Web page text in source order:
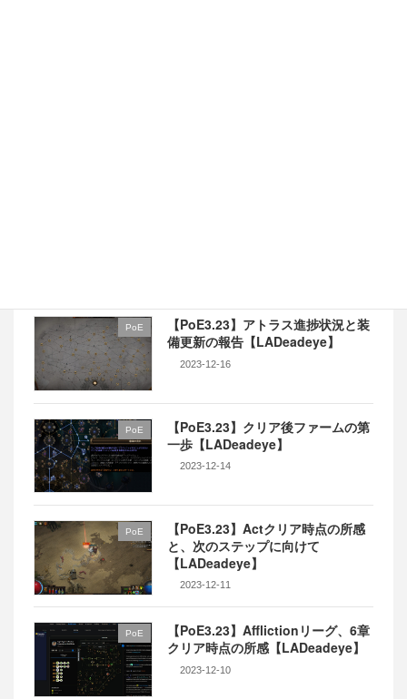
PoE
【PoE3.23】アトラス進捗状況と装
備更新の報告【LADeadeye】
2023-12-16
PoE
【PoE3.23】クリア後ファームの第
一歩【LADeadeye】
2023-12-14
PoE
【PoE3.23】Actクリア時点の所感
と、次のステップに向けて
【LADeadeye】
2023-12-11
PoE
【PoE3.23】Afflictionリーグ、6章
クリア時点の所感【LADeadeye】
2023-12-10